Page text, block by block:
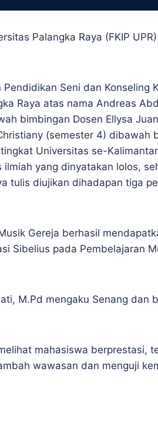
Palangka Raya (FKIP
Seni dan Konseling
Raya atas nama Andreas
bimbingan Dosen Ellysa
(semester 4) dibawah
Universitas se-
yang dinyatakan lolos,
tulis diujikan dihadapan tiga
Gereja berhasil
Sibelius pada Pembelajaran
M.Pd mengaku Senang dan
mahasiswa berprestasi,
wawasan dan menguji